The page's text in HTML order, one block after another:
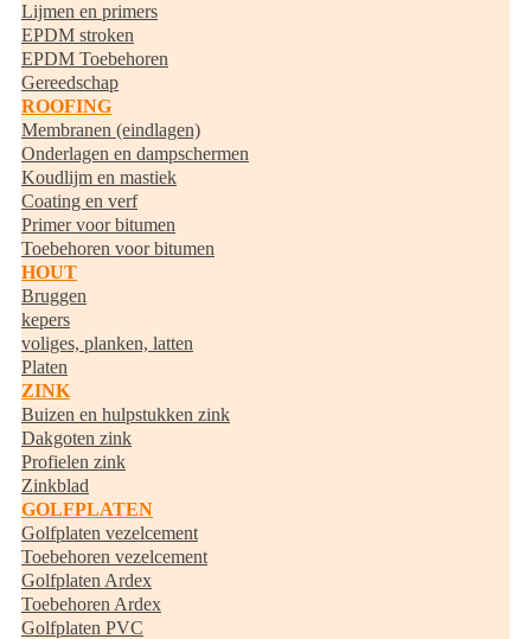
Lijmen en primers
EPDM stroken
EPDM Toebehoren
Gereedschap
ROOFING
Membranen (eindlagen)
Onderlagen en dampschermen
Koudlijm en mastiek
Coating en verf
Primer voor bitumen
Toebehoren voor bitumen
HOUT
Bruggen
kepers
voliges, planken, latten
Platen
ZINK
Buizen en hulpstukken zink
Dakgoten zink
Profielen zink
Zinkblad
GOLFPLATEN
Golfplaten vezelcement
Toebehoren vezelcement
Golfplaten Ardex
Toebehoren Ardex
Golfplaten PVC